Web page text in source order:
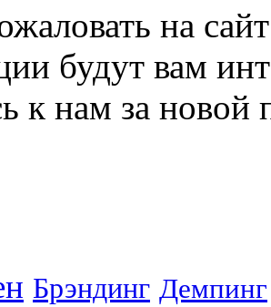
на
будут вам
к нам за
Брэндинг Демпинг